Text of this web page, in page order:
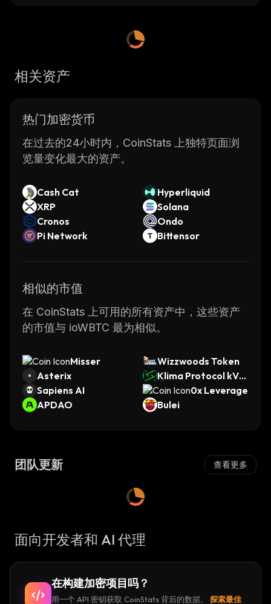
相关资产
热门加密货币
在过去的24小时内，CoinStats 上独特页面浏
览量变化最大的资产。
Cash Cat
Hyperliquid
XRP
Solana
Cronos
Ondo
Pi Network
Bittensor
相似的市值
在 CoinStats 上可用的所有资产中，这些资产
的市值与 ioWBTC 最为相似。
Misser
Wizzwoods Token
Asterix
Klima Protocol kVC
M
Sapiens AI
0x Leverage
APDAO
Bulei
团队更新 查看更多
面向开发者和 AI 代理
在构建加密项目吗？
用一个 API 密钥获取 CoinStats 背后的数据。
探索最佳